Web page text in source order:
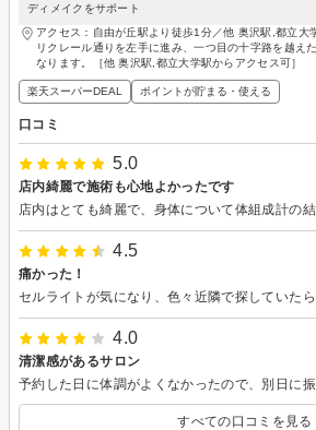
ディメイクをサポート
アクセス：自由が丘駅より徒歩1分／他 奥沢駅,都立大
リクレール通りを左手に進み、一つ目の十字路を越え
なります。［他 奥沢駅,都立大学駅からアクセス可］
楽天スーパーDEAL ポイントが貯まる・使える
口コミ
5.0
店内綺麗で施術も心地よかったです
4.5
痛かった！
4.0
清潔感があるサロン
すべての口コミを見る